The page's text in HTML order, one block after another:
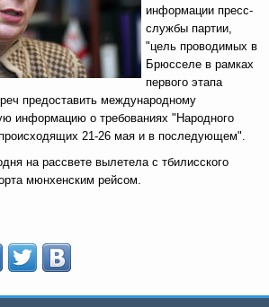
информации пресс-
службы партии,
"цель проводимых в
Брюсселе в рамках
первого этапа
предоставить международному
информацию о требованиях "Народного
21-26 мая и в последующем".
на рассвете вылетела с тбилисского
мюнхенским рейсом.